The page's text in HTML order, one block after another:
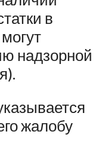
в
надзорной
жалобу